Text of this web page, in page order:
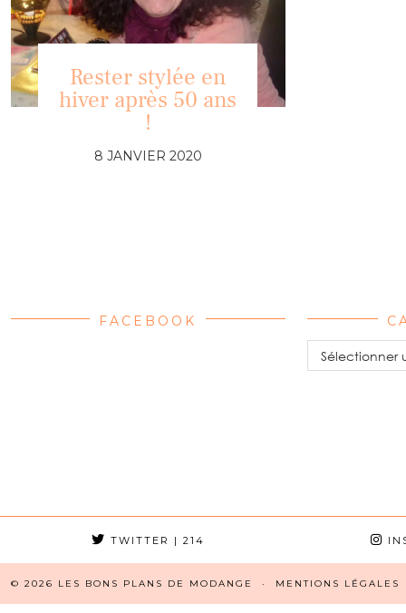
Rester stylée en
hiver après 50 ans
!
8 JANVIER 2020
FACEBOOK
Catégories
TWITTER | 214
© 2026 LES BONS PLANS DE MODANGE MENTIONS LÉGALES